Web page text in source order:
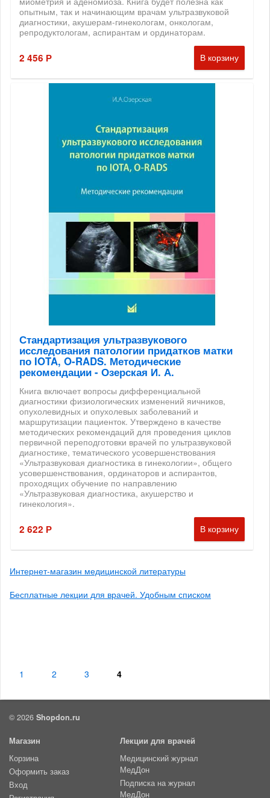
Интернет-магазин медицинской литературы
Бесплатные лекции для врачей. Удобным списком
1 2 3 4
© 2026 Shopdon.ru
Магазин
Корзина
Оформить заказ
Вход
Лекции для врачей
Медицинский журнал
МедДон
Подписка на журнал
МедДон